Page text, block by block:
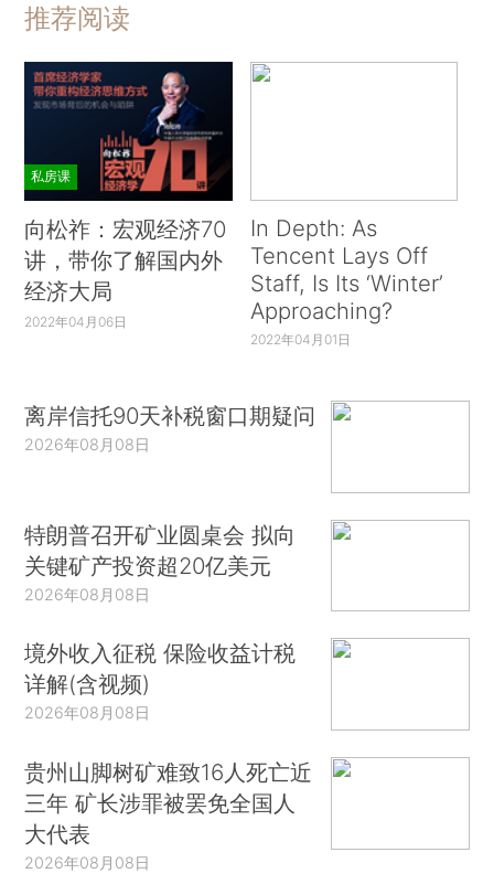
推荐阅读
私房课
向松祚：宏观经济70
讲，带你了解国内外
经济大局
2022年04月06日
In Depth: As
Tencent Lays Off
Staff, Is Its ‘Winter’
Approaching?
2022年04月01日
离岸信托90天补税窗口期疑问
2026年08月08日
特朗普召开矿业圆桌会 拟向
关键矿产投资超20亿美元
2026年08月08日
境外收入征税 保险收益计税
详解(含视频)
2026年08月08日
贵州山脚树矿难致16人死亡近
三年 矿长涉罪被罢免全国人
大代表
2026年08月08日